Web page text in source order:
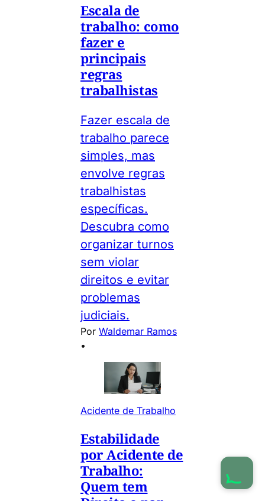
Escala de
trabalho: como
fazer e
principais
regras
trabalhistas
Fazer escala de
trabalho parece
simples, mas
envolve regras
trabalhistas
específicas.
Descubra como
organizar turnos
sem violar
direitos e evitar
problemas
judiciais.
Por Waldemar Ramos
•
Acidente de Trabalho
Estabilidade
por Acidente de
Trabalho:
Quem tem